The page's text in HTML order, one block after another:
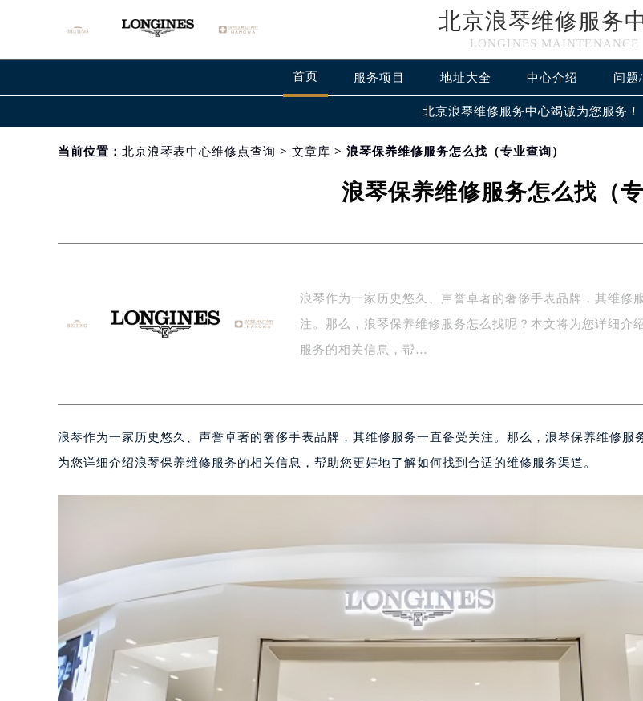
北京浪琴维修服务
LONGINES MAINTENANCE
首页 服务项目 地址大全 中心介绍 问题
北京浪琴维修服务中心竭诚为您服务！
当前位置： 北京浪琴表中心维修点查询 > 文章库 > 浪琴保养维修服务怎么找（专业查询）
浪琴保养维修服务怎么找（专
浪琴作为一家历史悠久、声誉卓著的奢侈手表品牌，其维修
注。那么，浪琴保养维修服务怎么找呢？本文将为您详细介
服务的相关信息，帮…
浪琴作为一家历史悠久、声誉卓著的奢侈手表品牌，其维修服务一直备受关注。那么，浪琴保养维修服
为您详细介绍浪琴保养维修服务的相关信息，帮助您更好地了解如何找到合适的维修服务渠道。